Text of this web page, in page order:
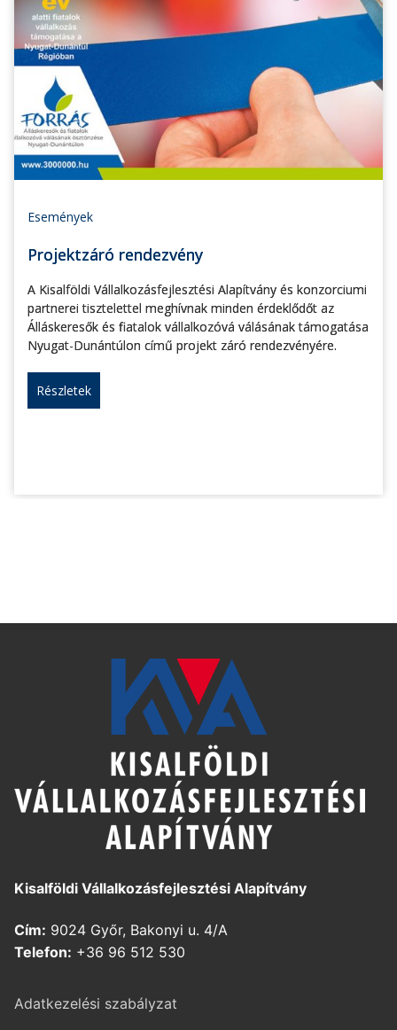
Események
Projektzáró rendezvény
A Kisalföldi Vállalkozásfejlesztési Alapítvány és konzorciumi
partnerei tisztelettel meghívnak minden érdeklődőt az
Álláskeresők és fiatalok vállalkozóvá válásának támogatása
Nyugat-Dunántúlon című projekt záró rendezvényére.
Részletek
Kisalföldi Vállalkozásfejlesztési Alapítvány
Cím: 9024 Győr, Bakonyi u. 4/A
Telefon: +36 96 512 530
Adatkezelési szabályzat